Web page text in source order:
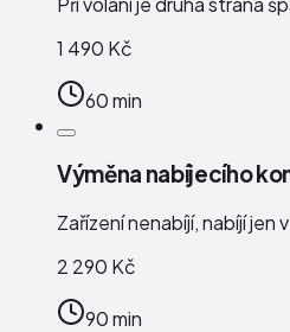
1 490 Kč
60 min
Výměna nabíjecího
Zařízení nenabíjí, nabíjí
2 290 Kč
90 min